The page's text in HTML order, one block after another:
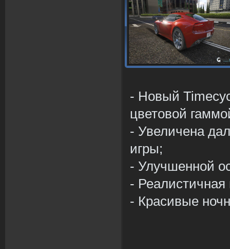
- Новый
цветовой
- Увеличена
игры;
- Улучшенной
- Реалистичная
- Красивые